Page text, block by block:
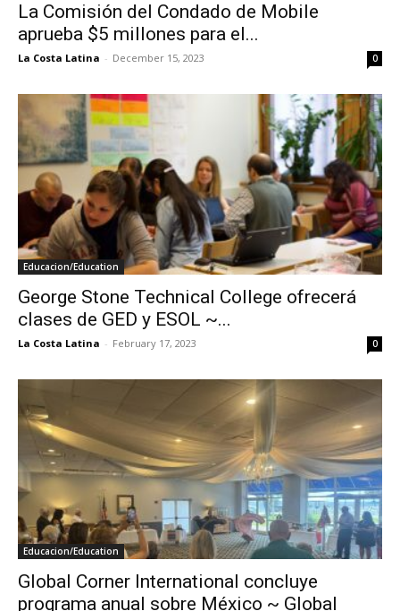
La Comisión del Condado de Mobile
aprueba $5 millones para el...
La Costa Latina - December 15, 2023 0
Educacion/Education
George Stone Technical College ofrecerá
clases de GED y ESOL ~...
La Costa Latina - February 17, 2023 0
Educacion/Education
Global Corner International concluye
programa anual sobre México ~ Global